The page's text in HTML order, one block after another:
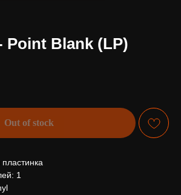
Point Blank (LP)
Out of stock
1